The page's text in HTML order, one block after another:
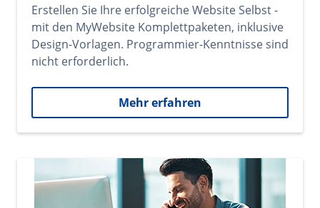
Erstellen Sie Ihre erfolgreiche Website Selbst -
mit den MyWebsite Komplettpaketen, inklusive
Design-Vorlagen. Programmier-Kenntnisse sind
nicht erforderlich.
Mehr erfahren